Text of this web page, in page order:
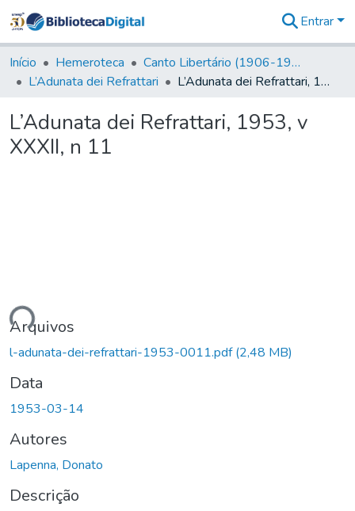
&
Coleções
Tudo na
Digital
Entrar
Início Hemeroteca
Canto Libertário (1906-1995)
L’Adunata dei Refrattari
L’Adunata dei Refrattari, 1953, v XXXII, n 11
L’Adunata dei Refrattari, 1953, v
XXXII, n 11
Arquivos
l-adunata-dei-refrattari-1953-0011.pdf(2,48 MB)
Data
1953-03-14
Autores
Lapenna, Donato
Descrição